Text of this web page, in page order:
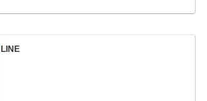
LINE